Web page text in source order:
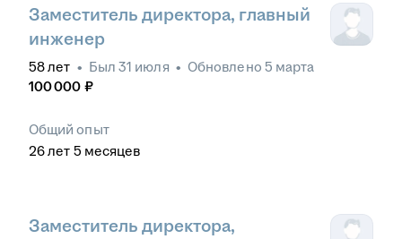
Заместитель директора, главный
инженер
58лет • Был 31 июля • Обновлено 5 марта
100 000 ₽
Общий опыт
26лет 5 месяцев
Заместитель директора,